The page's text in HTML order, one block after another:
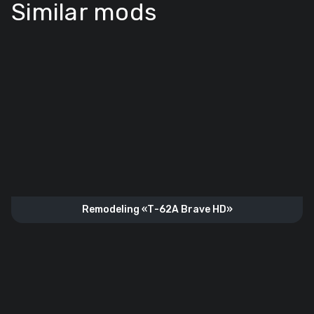
Similar mods
Remodeling «Т-62А Brave HD»